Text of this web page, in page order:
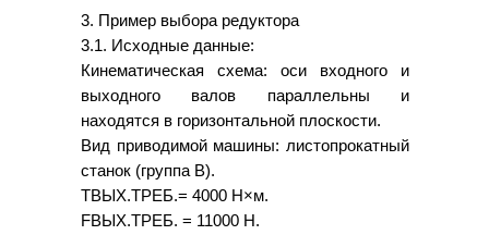
3. Пример выбора редуктора
3.1. Исходные данные:
Кинематическая схема: оси входного и
выходного валов параллельны и
находятся в горизонтальной плоскости.
Вид приводимой машины: листопрокатный
станок (группа В).
ТВЫХ.ТРЕБ.= 4000 Н×м.
FВЫХ.ТРЕБ. = 11000 Н.